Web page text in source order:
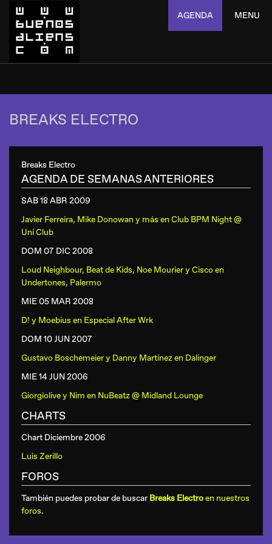
AGENDA MENU
BREAKS ELECTRO
Breaks Electro
AGENDA DE SEMANAS ANTERIORES
SAB 18 ABR 2009
Javier Ferreira, Mike Donowan y más enClub BPM Night @
Uni Club
DOM 07 DIC 2008
Loud Neighbour, Beat de Kids, Noe Mourier y Ciscoen
Undertones, Palermo
MIE 05 MAR 2008
D! y Moebius en Especial After Wrk
DOM 10 JUN2007
Gustavo Boschemeier y Danny Martínezen Dalinger
MIE 14 JUN2006
Giorgiolive y Nim en NuBeatz @ Midland Lounge
CHARTS
Chart Diciembre 2006
Luis Zerillo
FOROS
También puedes probar de buscar Breaks Electroen nuestros
foros.